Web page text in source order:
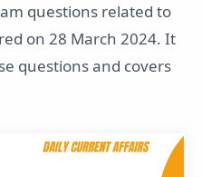
questions related to
on 28 March 2024. It
questions and covers